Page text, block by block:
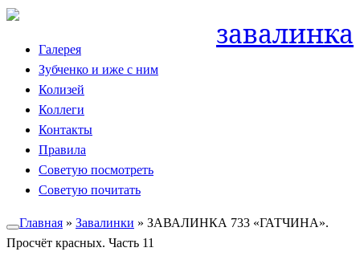
Skip
content
завалинка
Галерея
Зубченко и иже с ним
Колизей
Коллеги
Контакты
Правила
Советую посмотреть
Советую почитать
Главная » Завалинки » ЗАВАЛИНКА 733 «ГАТЧИНА».
Просчёт красных. Часть 11